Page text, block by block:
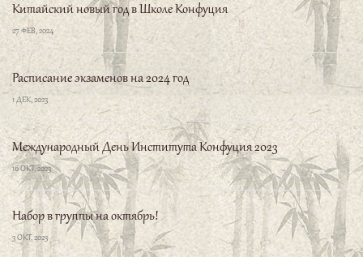
27 ФЕВ, 2024
Расписание экзаменов на 2024 год
1 ДЕК, 2023
Международный День Института Конфуция 2023
16 ОКТ, 2023
Набор в группы на октябрь!
3 ОКТ, 2023